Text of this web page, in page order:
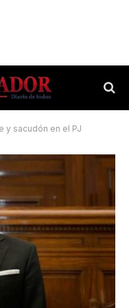
y sacudón en el PJ